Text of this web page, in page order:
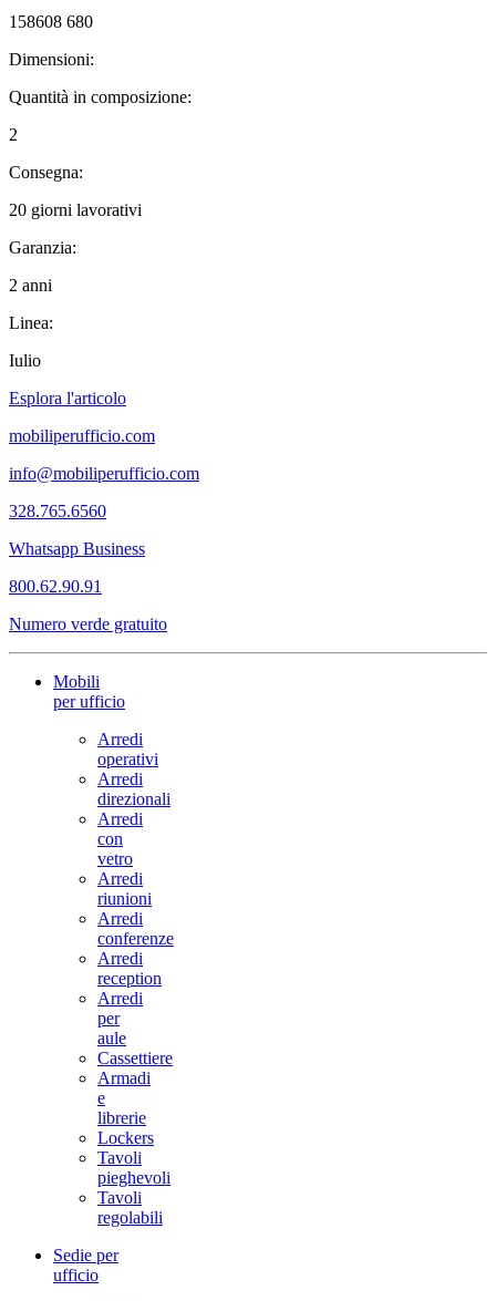
158608 680
Dimensioni:
Quantità in composizione:
2
Consegna:
20 giorni lavorativi
Garanzia:
2 anni
Linea:
Iulio
Esplora l'articolo
mobiliperufficio.com
info@mobiliperufficio.com
328.765.6560
Whatsapp Business
800.62.90.91
Numero verde gratuito
Mobili
per ufficio
Arredi
operativi
Arredi
direzionali
Arredi
con
vetro
Arredi
riunioni
Arredi
conferenze
Arredi
reception
Arredi
per
aule
Cassettiere
Armadi
e
librerie
Lockers
Tavoli
pieghevoli
Tavoli
regolabili
Sedie per
ufficio